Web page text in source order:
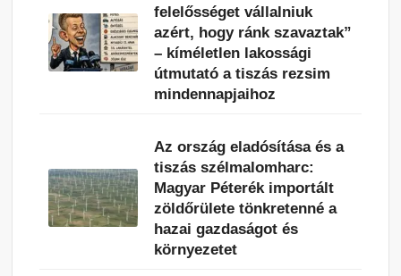
felelősséget vállalniuk
azért, hogy ránk szavaztak”
– kíméletlen lakossági
útmutató a tiszás rezsim
mindennapjaihoz
Az ország eladósítása és a
tiszás szélmalomharc:
Magyar Péterék importált
zöldőrülete tönkretenné a
hazai gazdaságot és
környezetet